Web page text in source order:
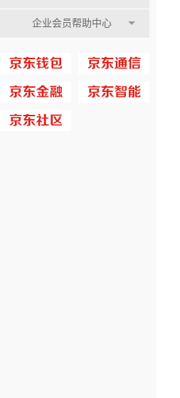
企业会员帮助中心